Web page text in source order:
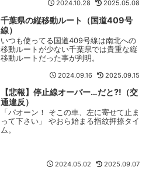
2024.10.28 2025.05.08
千葉県の縦移動ルート（国道409号
線）
いつも使ってる国道409号線は南北への
移動ルートが少ない千葉県では貴重な縦
移動ルートだった事が判明。
2024.09.16 2025.09.15
【悲報】停止線オーバー…だと?!（交
通違反）
「パオーン！ そこの車、左に寄せて止ま
って下さい」 やおら始まる指紋押捺タイ
ム。
2024.05.02 2025.09.07